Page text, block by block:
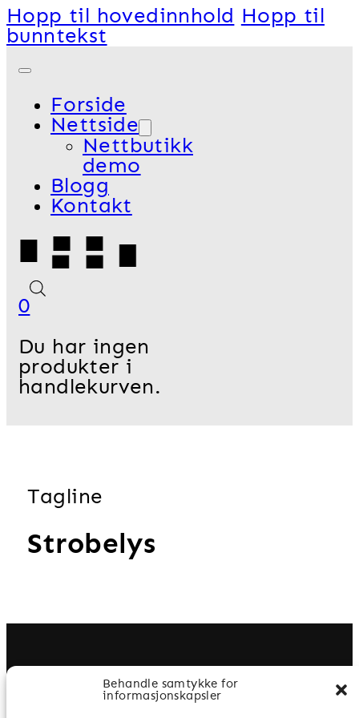
Behandle samtykke for
informasjonskapsler
Hopp til hovedinnhold
Hopp til
bunntekst
Forside
Nettside
Nettbutikk
demo
Blogg
Kontakt
0
Du har ingen
produkter i
handlekurven.
Strobelys
Tagline